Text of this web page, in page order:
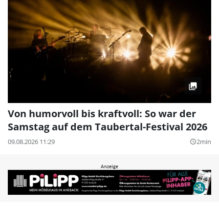
Von humorvoll bis kraftvoll: So war der
Samstag auf dem Taubertal-Festival 2026
09.08.2026 11:29 query_builder2min